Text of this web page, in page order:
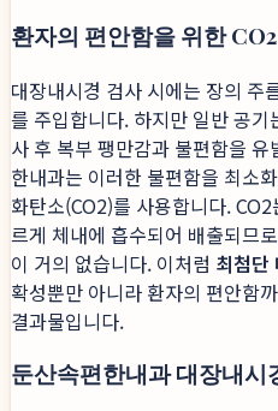
환자의 편안함을 위한
대장내시경 검사 시에는 장의 주
를 주입합니다. 하지만 일반 공
사 후 복부 팽만감과 불편함을
한내과는 이러한 불편함을 최소
화탄소(CO2)를 사용합니다.
르게 체내에 흡수되어 배출되므
이 거의 없습니다. 이처럼 최첨단
확성뿐만 아니라 환자의 편안함
결과물입니다.
둔산속편한내과 대장내시